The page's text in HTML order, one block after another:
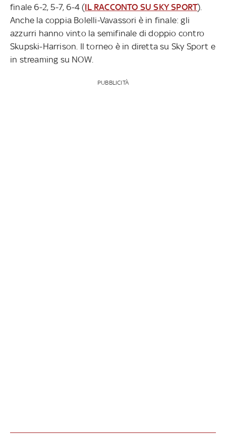
finale 6-2, 5-7, 6-4(IL RACCONTO SU SKY SPORT).
Anche la coppia Bolelli-Vavassori è in finale: gli
azzurri hanno vinto la semifinale di doppio contro
Skupski-Harrison. Il torneo è in diretta su Sky Sport e
in streaming su NOW.
PUBBLICITÀ